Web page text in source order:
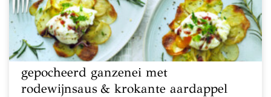
gepocheerd ganzenei met
rodewijnsaus & krokante aardappel